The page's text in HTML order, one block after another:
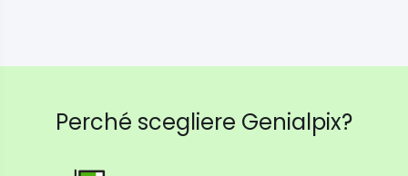
Perché scegliere Genialpix?